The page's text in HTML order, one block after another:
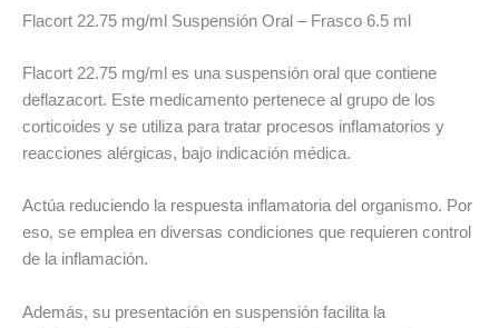
Flacort 22.75 mg/ml Suspensión Oral – Frasco 6.5 ml
Flacort 22.75 mg/ml es una suspensión oral que contiene
deflazacort. Este medicamento pertenece al grupo de los
corticoides y se utiliza para tratar procesos inflamatorios y
reacciones alérgicas, bajo indicación médica.
Actúa reduciendo la respuesta inflamatoria del organismo. Por
eso, se emplea en diversas condiciones que requieren control
de la inflamación.
Además, su presentación en suspensión facilita la